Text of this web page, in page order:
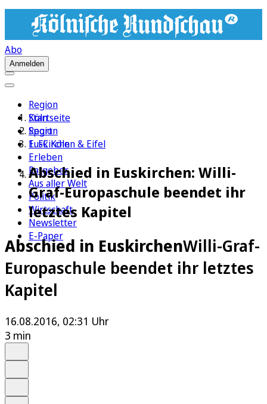
Abo
Anmelden
Region
Köln
Sport
1. FC Köln
Erleben
Ratgeber
Aus aller Welt
Politik
Wirtschaft
Newsletter
E-Paper
Startseite
Region
Euskirchen & Eifel
Abschied in Euskirchen: Willi-
Graf-Europaschule beendet ihr
letztes Kapitel
Abschied in EuskirchenWilli-Graf-
Europaschule beendet ihr letztes
Kapitel
16.08.2016, 02:31 Uhr
3 min